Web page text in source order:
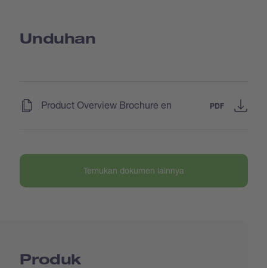
Unduhan
Product Overview Brochure en PDF
Temukan dokumen lainnya
Produk